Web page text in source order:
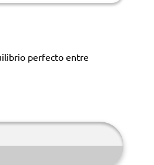
perfecto entre